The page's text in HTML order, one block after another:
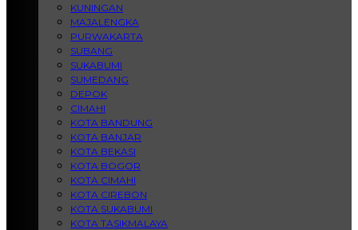
KUNINGAN
MAJALENGKA
PURWAKARTA
SUBANG
SUKABUMI
SUMEDANG
DEPOK
CIMAHI
KOTA BANDUNG
KOTA BANJAR
KOTA BEKASI
KOTA BOGOR
KOTA CIMAHI
KOTA CIREBON
KOTA SUKABUMI
KOTA TASIKMALAYA